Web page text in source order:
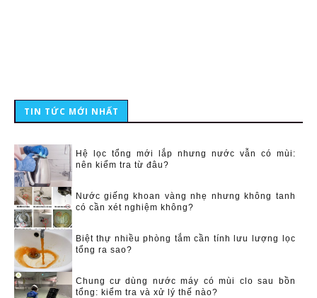
TIN TỨC MỚI NHẤT
Hệ lọc tổng mới lắp nhưng nước vẫn có mùi:
nên kiểm tra từ đâu?
Nước giếng khoan vàng nhẹ nhưng không tanh
có cần xét nghiệm không?
Biệt thự nhiều phòng tắm cần tính lưu lượng lọc
tổng ra sao?
Chung cư dùng nước máy có mùi clo sau bồn
tổng: kiểm tra và xử lý thế nào?